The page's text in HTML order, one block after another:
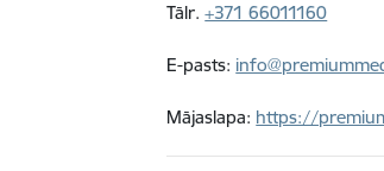
Tālr.+371 66011160
E-pasts:
Mājaslapa: https://